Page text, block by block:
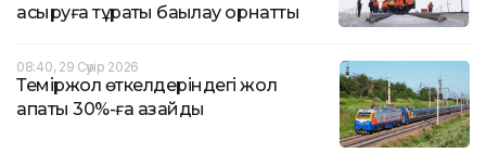
асыруға тұрақты бақылау орнатты
08:40, 29 Сәуір 2026
Теміржол өткелдеріндегі жол
апаты 30%-ға азайды